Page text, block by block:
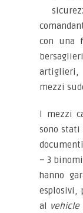
con una
mezzi
I mezzi
sono stati
– 3
hanno
esplosivi,
al vehicle